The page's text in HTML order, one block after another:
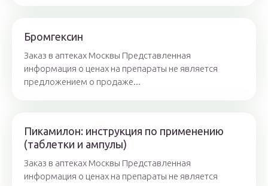
Бромгексин
Заказ в аптеках Москвы Представленная
информация о ценах на препараты не является
предложением о продаже...
Пикамилон: инструкция по применению
(таблетки и ампулы)
Заказ в аптеках Москвы Представленная
информация о ценах на препараты не является